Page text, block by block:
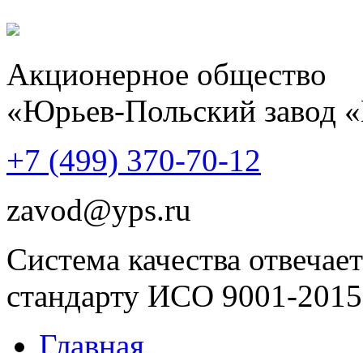
Акционерное общество
«Юрьев-Польский завод
+7 (499) 370-70-12
zavod@yps.ru
Система качества отвечает
стандарту ИСО 9001-2015
Главная